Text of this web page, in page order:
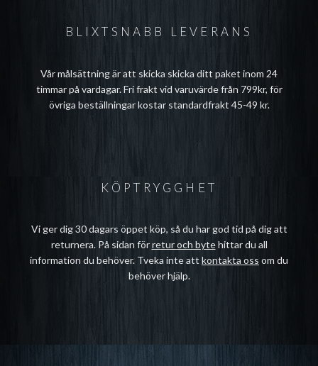
BLIXTSNABB LEVERANS
Vår målsättning är att skicka skicka ditt paket inom 24
timmar på vardagar. Fri frakt vid varuvärde från 799kr, för
övriga beställningar kostar standardfrakt 45-49 kr.
KÖPTRYGGHET
Vi ger dig 30 dagars öppet köp, så du har god tid på dig att
returnera. På sidan förretur och bytehittar du all
information du behöver. Tveka inte att kontakta oss om du
behöver hjälp.